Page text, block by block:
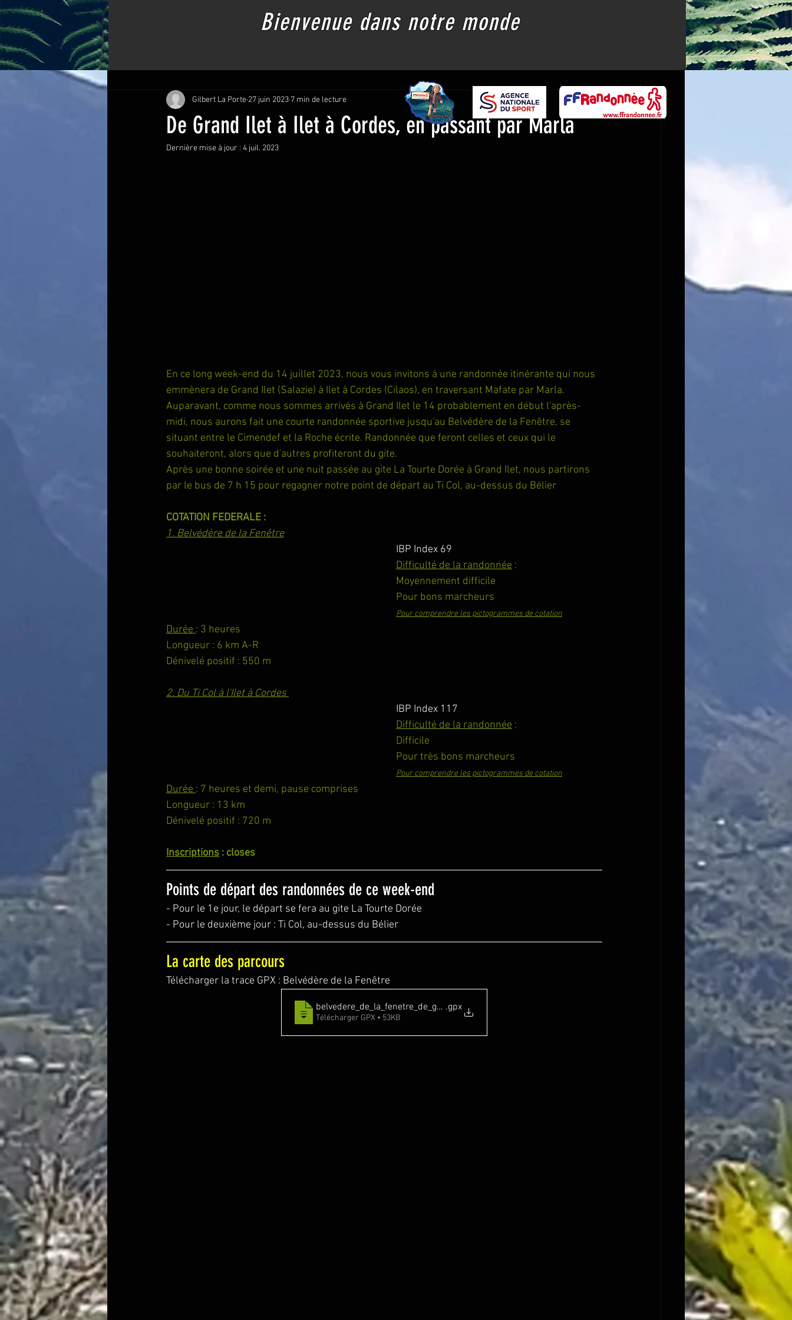
Tous les posts
De Grand Ilet à Ilet à Cordes, en passant par Marla
Gilbert La Porte 27 juin 2023 7 min de lecture
Dernière mise à jour : 4 juil. 2023
En ce long week-end du 14 juillet 2023, nous vous invitons à une randonnée itinérante qui nous
emmènera de Grand Ilet (Salazie) à Ilet à Cordes (Cilaos), en traversant Mafate par Marla.
Auparavant, comme nous sommes arrivés à Grand Ilet le 14 probablement en début l'après-
midi, nous aurons fait une courte randonnée sportive jusqu'au Belvédère de la Fenêtre, se
situant entre le Cimendef et la Roche écrite. Randonnée que feront celles et ceux qui le
souhaiteront, alors que d'autres profiteront du gite.
Après une bonne soirée et une nuit passée au gite La Tourte Dorée à Grand Ilet, nous partirons
par le bus de 7 h 15 pour regagner notre point de départ au Ti Col, au-dessus du Bélier
COTATION FEDERALE :
1. Belvédère de la Fenêtre
IBP Index 69
Difficulté de la randonnée :
Moyennement difficile
Pour bons marcheurs
Pour comprendre les pictogrammes de cotation
Durée : 3 heures
Longueur : 6 km A-R
Dénivelé positif : 550 m
2. Du Ti Col à l'Ilet à Cordes
IBP Index 117
Difficulté de la randonnée :
Difficile
Pour très bons marcheurs
Pour comprendre les pictogrammes de cotation
Durée : 7 heures et demi, pause comprises
Longueur : 13 km
Dénivelé positif : 720 m
Inscriptions : closes
Points de départ des randonnées de ce week-end
- Pour le 1e jour, le départ se fera au gite La Tourte Dorée
- Pour le deuxième jour : Ti Col, au-dessus du Bélier
La carte des parcours
Télécharger la trace GPX : Belvédère de la Fenêtre
belvedere_de_la_fenetre_de_grand_ilet-17113367-1688474440-203
.gpx
Télécharger GPX • 53KB
Bienvenue dans notre monde